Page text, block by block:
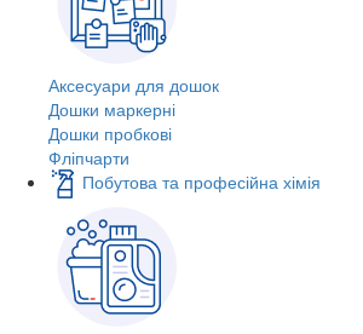
Аксесуари для дошок
Дошки маркерні
Дошки пробкові
Фліпчарти
Побутова та професійна хімія